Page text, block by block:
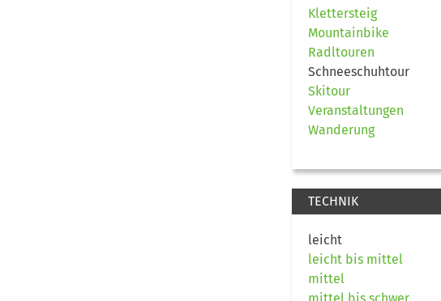
Klettersteig
Mountainbike
Radltouren
Schneeschuhtour
Skitour
Veranstaltungen
Wanderung
TECHNIK
leicht
leicht bis mittel
mittel